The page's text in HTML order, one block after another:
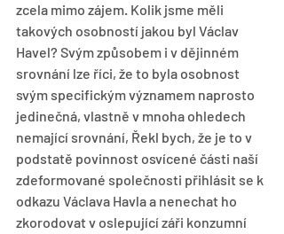
zcela mimo zájem. Kolik jsme měli
takových osobností jakou byl Václav
Havel? Svým způsobem i v dějinném
srovnání lze říci, že to byla osobnost
svým specifickým významem naprosto
jedinečná, vlastně v mnoha ohledech
nemající srovnání, Řekl bych, že je to v
podstatě povinnost osvícené části naší
zdeformované společnosti přihlásit se k
odkazu Václava Havla a nenechat ho
zkorodovat v oslepující záři konzumní